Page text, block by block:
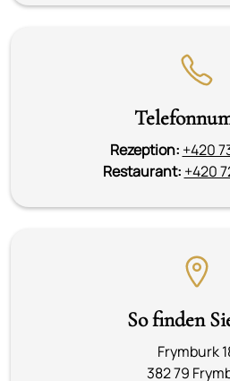
Rezeption: +420
Restaurant: +420
So finden
Frymburk
382 79